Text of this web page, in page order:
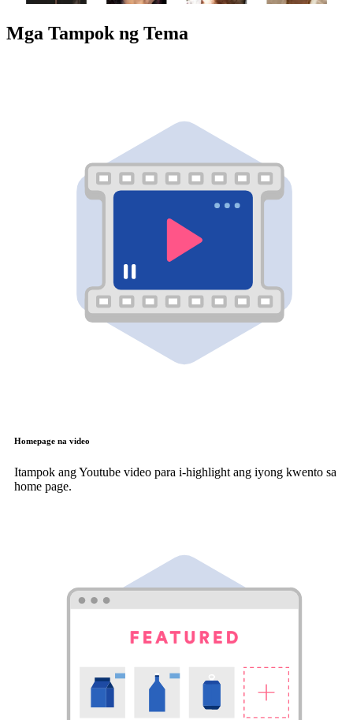
Mga Tampok ng Tema
Homepage na video
Itampok ang Youtube video para i-highlight ang iyong kwento sa
home page.